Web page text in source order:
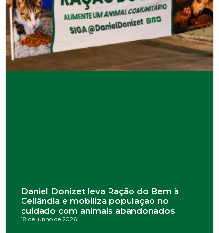
Daniel Donizet leva Ração do Bem à
Ceilândia e mobiliza população no
cuidado com animais abandonados
18 de junho de 2026